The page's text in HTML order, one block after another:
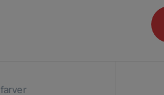
farver